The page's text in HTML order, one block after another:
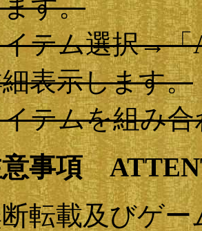
す。
テム選択→「
表示します。
テムを組み
事項
転載及びゲ